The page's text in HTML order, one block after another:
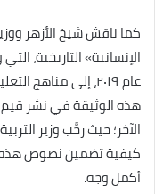
كما ناقش شيخ الأزهر
الإنسانية» التاريخية،
عام ٢٠١٩، إلى
هذه الوثيقة في نشر قيم
الآخر؛ حيث رحَّب وزير
كيفية تضمين نصوص هذه
أكمل وجه.